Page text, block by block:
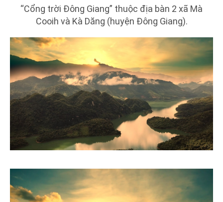
“Cổng trời Đông Giang” thuộc địa bàn 2 xã Mà
Cooih và Kà Dăng (huyện Đông Giang).